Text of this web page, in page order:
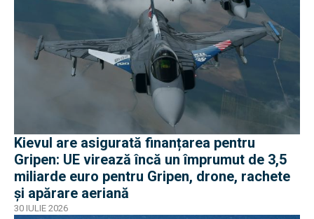
Kievul are asigurată finanțarea pentru
Gripen: UE virează încă un împrumut de 3,5
miliarde euro pentru Gripen, drone, rachete
și apărare aeriană
30 IULIE 2026